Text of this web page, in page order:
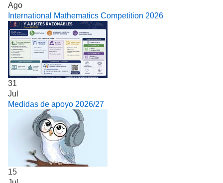
Ago
International Mathematics Competition 2026
31
Jul
Medidas de apoyo 2026/27
15